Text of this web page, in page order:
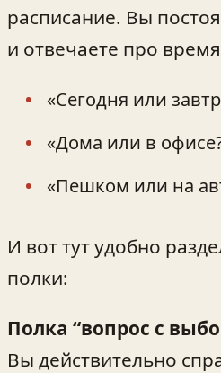
расписание. Вы
и отвечаете про
«Сегодня или
«Дома или в
«Пешком или на
И вот тут удобно
полки:
Полка “вопрос с
Вы действительно